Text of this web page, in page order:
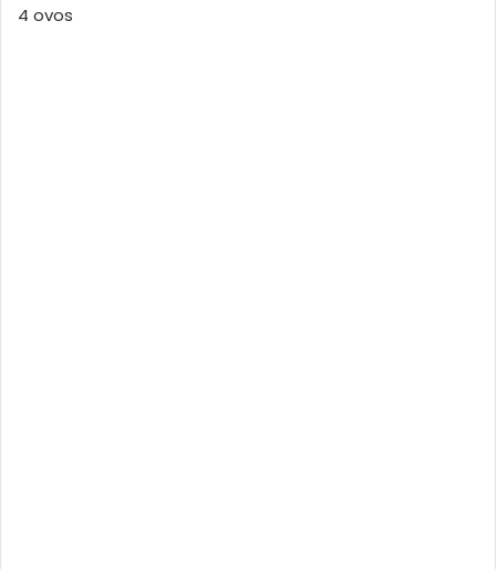
4 ovos